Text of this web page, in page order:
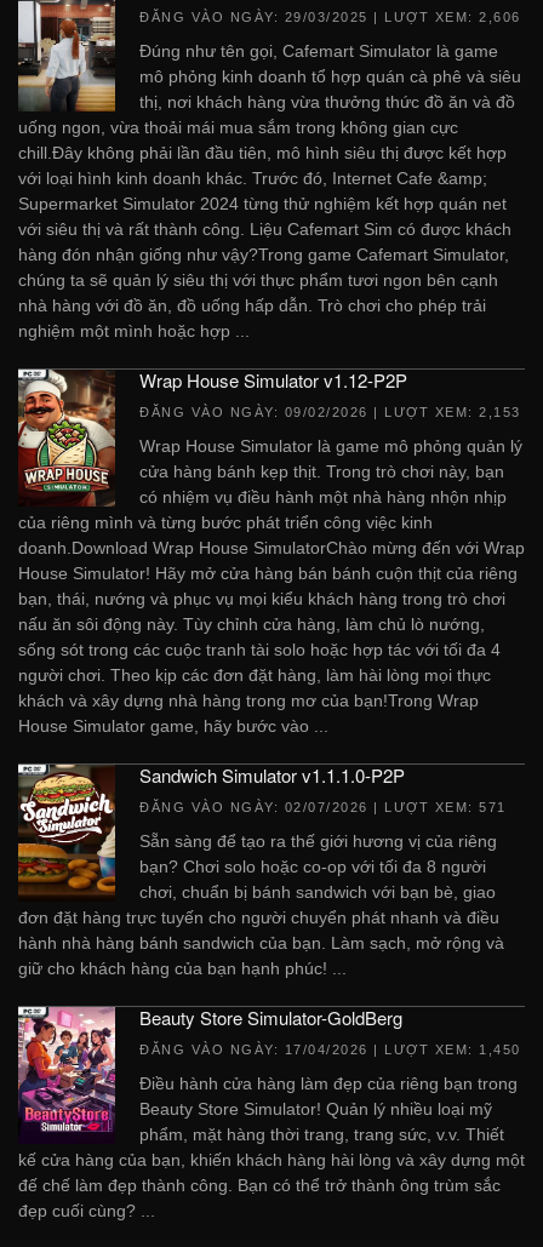
ĐĂNG VÀO NGÀY: 29/03/2025 | LƯỢT XEM: 2,606
Đúng như tên gọi, Cafemart Simulator là game
mô phỏng kinh doanh tổ hợp quán cà phê và siêu
thị, nơi khách hàng vừa thưởng thức đồ ăn và đồ
uống ngon, vừa thoải mái mua sắm trong không gian cực
chill.Đây không phải lần đầu tiên, mô hình siêu thị được kết hợp
với loại hình kinh doanh khác. Trước đó, Internet Cafe &amp;
Supermarket Simulator 2024 từng thử nghiệm kết hợp quán net
với siêu thị và rất thành công. Liệu Cafemart Sim có được khách
hàng đón nhận giống như vậy?Trong game Cafemart Simulator,
chúng ta sẽ quản lý siêu thị với thực phẩm tươi ngon bên cạnh
nhà hàng với đồ ăn, đồ uống hấp dẫn. Trò chơi cho phép trải
nghiệm một mình hoặc hợp ...
Wrap House Simulator v1.12-P2P
ĐĂNG VÀO NGÀY: 09/02/2026 | LƯỢT XEM: 2,153
Wrap House Simulator là game mô phỏng quản lý
cửa hàng bánh kẹp thịt. Trong trò chơi này, bạn
có nhiệm vụ điều hành một nhà hàng nhộn nhịp
của riêng mình và từng bước phát triển công việc kinh
doanh.Download Wrap House SimulatorChào mừng đến với Wrap
House Simulator! Hãy mở cửa hàng bán bánh cuộn thịt của riêng
bạn, thái, nướng và phục vụ mọi kiểu khách hàng trong trò chơi
nấu ăn sôi động này. Tùy chỉnh cửa hàng, làm chủ lò nướng,
sống sót trong các cuộc tranh tài solo hoặc hợp tác với tối đa 4
người chơi. Theo kịp các đơn đặt hàng, làm hài lòng mọi thực
khách và xây dựng nhà hàng trong mơ của bạn!Trong Wrap
House Simulator game, hãy bước vào ...
Sandwich Simulator v1.1.1.0-P2P
ĐĂNG VÀO NGÀY: 02/07/2026 | LƯỢT XEM: 571
Sẵn sàng để tạo ra thế giới hương vị của riêng
bạn? Chơi solo hoặc co-op với tối đa 8 người
chơi, chuẩn bị bánh sandwich với bạn bè, giao
đơn đặt hàng trực tuyến cho người chuyển phát nhanh và điều
hành nhà hàng bánh sandwich của bạn. Làm sạch, mở rộng và
giữ cho khách hàng của bạn hạnh phúc! ...
Beauty Store Simulator-GoldBerg
ĐĂNG VÀO NGÀY: 17/04/2026 | LƯỢT XEM: 1,450
Điều hành cửa hàng làm đẹp của riêng bạn trong
Beauty Store Simulator! Quản lý nhiều loại mỹ
phẩm, mặt hàng thời trang, trang sức, v.v. Thiết
kế cửa hàng của bạn, khiến khách hàng hài lòng và xây dựng một
đế chế làm đẹp thành công. Bạn có thể trở thành ông trùm sắc
đẹp cuối cùng? ...